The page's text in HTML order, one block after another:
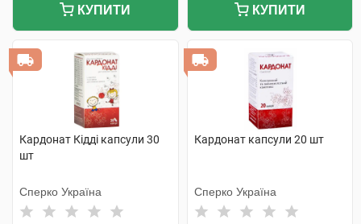
КУПИТИ КУПИТИ
Кардонат Кідді капсули 30
шт
Сперко Україна
Кардонат капсули 20 шт
Сперко Україна